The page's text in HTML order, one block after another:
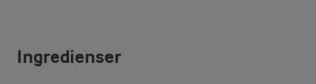
Ingredienser